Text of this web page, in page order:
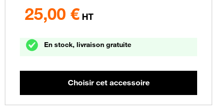
25,00 € HT
En stock, livraison gratuite